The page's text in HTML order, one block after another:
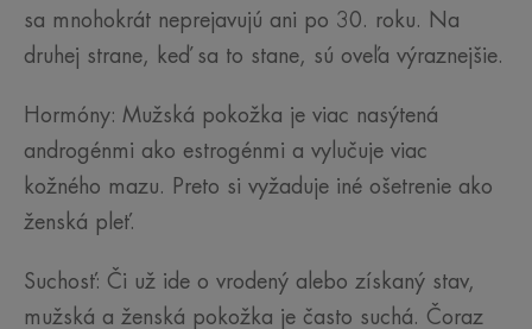
sa mnohokrát neprejavujú ani po 30. roku. Na
druhej strane, keď sa to stane, sú oveľa výraznejšie.
Hormóny: Mužská pokožka je viac nasýtená
androgénmi ako estrogénmi a vylučuje viac
kožného mazu. Preto si vyžaduje iné ošetrenie ako
ženská pleť.
Suchosť: Či už ide o vrodený alebo získaný stav,
mužská a ženská pokožka je často suchá. Čoraz